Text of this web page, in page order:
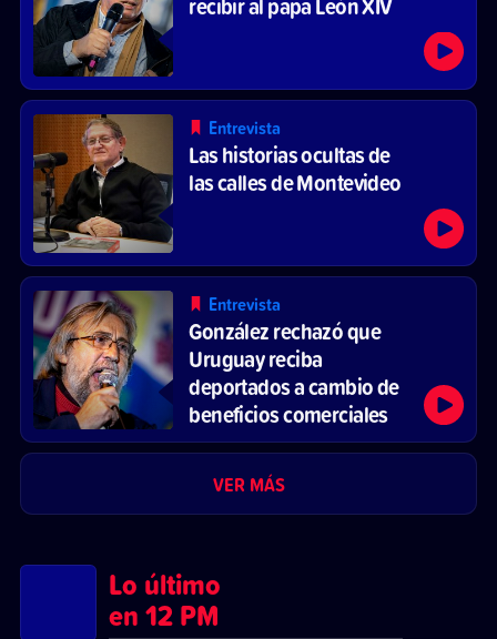
Entrevista
Las historias ocultas de
las calles de Montevideo
Entrevista
González rechazó que
Uruguay reciba
deportados a cambio de
beneficios comerciales
VER MÁS
Lo último
en 12 PM